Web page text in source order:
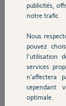
Domotique
Chauffage
Autres
Themask
il y a presque
Bonsoir
publicités,
notre trafic.
Nous
pouvez
l'utilisation
services
cependant
optimale.